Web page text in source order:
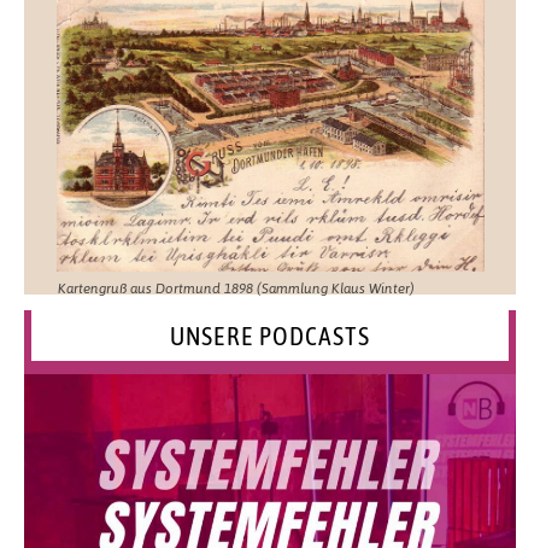
Kartengruß aus Dortmund 1898 (Sammlung Klaus Winter)
UNSERE PODCASTS